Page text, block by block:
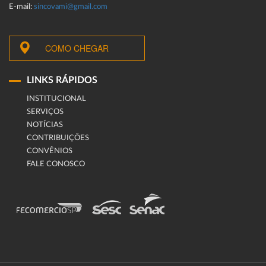
E-mail: sincovami@gmail.com
COMO CHEGAR
LINKS RÁPIDOS
INSTITUCIONAL
SERVIÇOS
NOTÍCIAS
CONTRIBUIÇÕES
CONVÊNIOS
FALE CONOSCO